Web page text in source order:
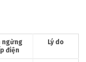
ngừng
điện
Lý do